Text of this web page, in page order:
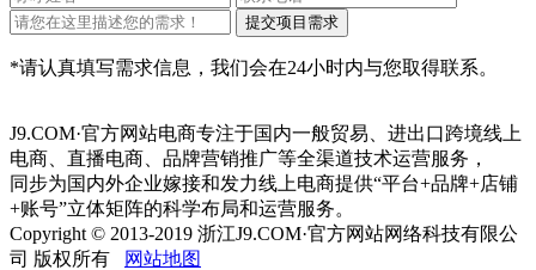
*请认真填写需求信息，我们会在24小时内与您取得联系。
J9.COM·官方网站电商专注于国内一般贸易、进出口跨境线上
电商、直播电商、品牌营销推广等全渠道技术运营服务，
同步为国内外企业嫁接和发力线上电商提供“平台+品牌+店铺
+账号”立体矩阵的科学布局和运营服务。
Copyright © 2013-2019 浙江J9.COM·官方网站网络科技有限公
司 版权所有
网站地图